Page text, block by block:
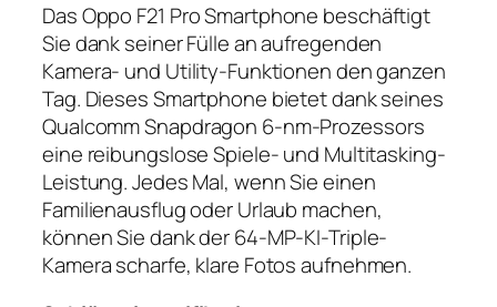
Das Oppo F21 Pro Smartphone beschäftigt
Sie dank seiner Fülle an aufregenden
Kamera- und Utility-Funktionen den ganzen
Tag. Dieses Smartphone bietet dank seines
Qualcomm Snapdragon 6-nm-Prozessors
eine reibungslose Spiele- und Multitasking-
Leistung. Jedes Mal, wenn Sie einen
Familienausflug oder Urlaub machen,
können Sie dank der 64-MP-KI-Triple-
Kamera scharfe, klare Fotos aufnehmen.